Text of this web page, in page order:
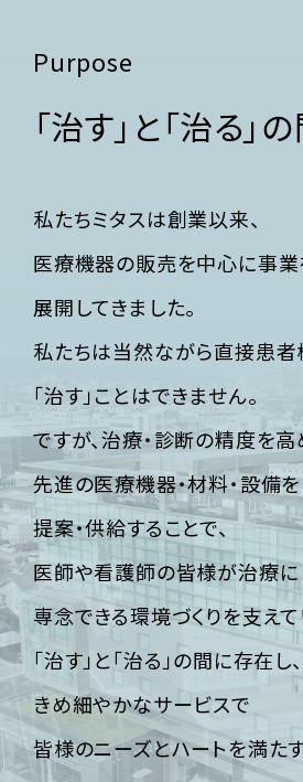
Purpose
「治す」と「治る」
私たちミタスは創業以来、
医療機器の販売を中心に事業
展開してきました。
私たちは当然ながら直接患者
「治す」ことはできません。
ですが、治療・診断の精度を高
先進の医療機器・材料・設備を
提案・供給することで、
医師や看護師の皆様が治療に
専念できる環境づくりを支えて
「治す」と「治る」の間に存在し、
きめ細やかなサービスで
皆様のニーズとハートを満たす